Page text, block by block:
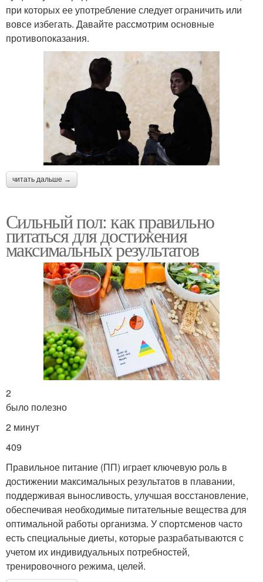
при которых ее употребление следует ограничить или
вовсе избегать. Давайте рассмотрим основные
противопоказания.
читать дальше →
Сильный пол: как правильно
питаться для достижения
максимальных результатов
2
было полезно
2 минут
409
Правильное питание (ПП) играет ключевую роль в
достижении максимальных результатов в плавании,
поддерживая выносливость, улучшая восстановление,
обеспечивая необходимые питательные вещества для
оптимальной работы организма. У спортсменов часто
есть специальные диеты, которые разрабатываются с
учетом их индивидуальных потребностей,
тренировочного режима, целей.